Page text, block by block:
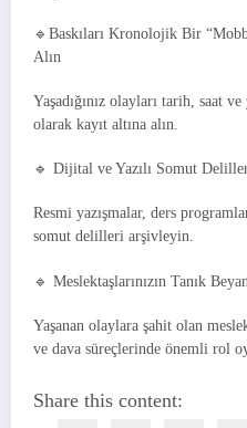
🔹Baskıları Kronolojik Bir
Alın
Yaşadığınız olayları tarih, saat
olarak kayıt altına alın.
🔹 Dijital ve Yazılı Somut
Resmi yazışmalar, ders
somut delilleri arşivleyin.
🔹 Meslektaşlarınızın Tanık
Yaşanan olaylara şahit olan
ve dava süreçlerinde önemli rol
Share this content: